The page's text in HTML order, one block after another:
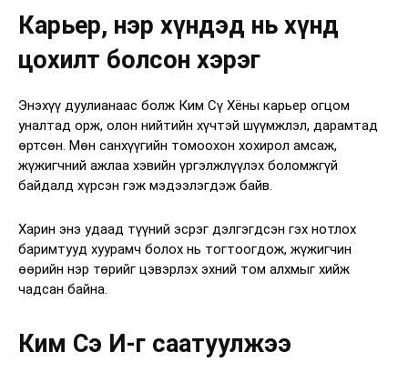
Карьер, нэр хүндэд нь хүнд
цохилт болсон хэрэг
Энэхүү дуулианаас болж Ким Сү Хёны карьер огцом
уналтад орж, олон нийтийн хүчтэй шүүмжлэл, дарамтад
өртсөн. Мөн санхүүгийн томоохон хохирол амсаж,
жүжигчний ажлаа хэвийн үргэлжлүүлэх боломжгүй
байдалд хүрсэн гэж мэдээлэгдэж байв.
Харин энэ удаад түүний эсрэг дэлгэгдсэн гэх нотлох
баримтууд хуурамч болох нь тогтоогдож, жүжигчин
өөрийн нэр төрийг цэвэрлэх эхний том алхмыг хийж
чадсан байна.
Ким Сэ И-г саатуулжээ